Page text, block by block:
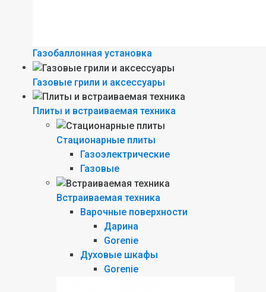
Газобаллонная установка
Газовые грили и аксессуары
Плиты и встраиваемая техника
Стационарные плиты
Газоэлектрические
Газовые
Встраиваемая техника
Варочные поверхности
Дарина
Gorenie
Духовые шкафы
Gorenie